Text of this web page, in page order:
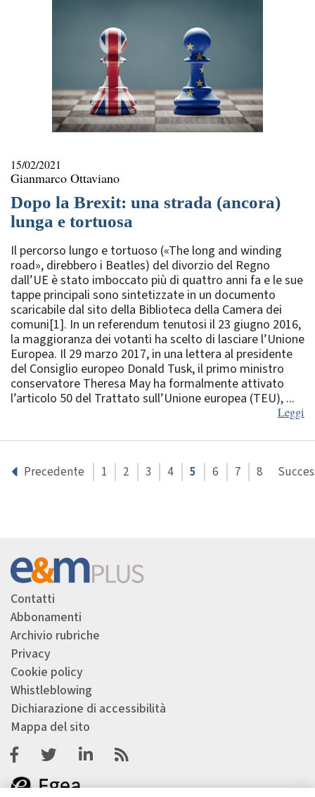
15/02/2021
Gianmarco Ottaviano
Dopo la Brexit: una strada (ancora)
lunga e tortuosa
Il percorso lungo e tortuoso («The long and winding
road», direbbero i Beatles) del divorzio del Regno
dall’UE è stato imboccato più di quattro anni fa e le sue
tappe principali sono sintetizzate in un documento
scaricabile dal sito della Biblioteca della Camera dei
comuni[1]. In un referendum tenutosi il 23 giugno 2016,
la maggioranza dei votanti ha scelto di lasciare l’Unione
Europea. Il 29 marzo 2017, in una lettera al presidente
del Consiglio europeo Donald Tusk, il primo ministro
conservatore Theresa May ha formalmente attivato
l’articolo 50 del Trattato sull’Unione europea (TEU), ...
Leggi
Precedente 1 2 3 4 5 6 7 8
Contatti
Abbonamenti
Archivio rubriche
Privacy
Cookie policy
Whistleblowing
Dichiarazione di accessibilità
Mappa del sito
FacebookTwitterLinkedinFeeds